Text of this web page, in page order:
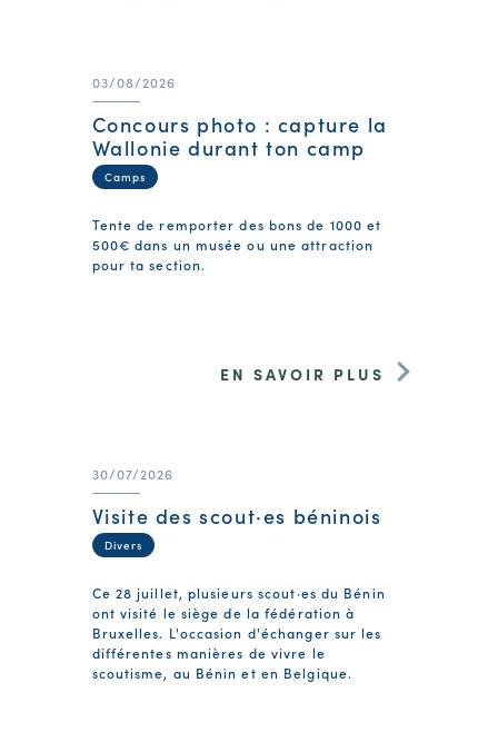
03/08/2026
Concours photo : capture la
Wallonie durant ton camp
Camps
Tente de remporter des bons de 1000 et
500€ dans un musée ou une attraction
pour ta section.
EN SAVOIR PLUS
30/07/2026
Visite des scout·es béninois
Divers
Ce 28 juillet, plusieurs scout·es du Bénin
ont visité le siège de la fédération à
Bruxelles. L'occasion d'échanger sur les
différentes manières de vivre le
scoutisme, au Bénin et en Belgique.